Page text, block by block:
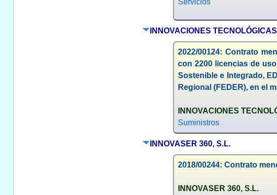
INNOVACIONES
2022/00124: Contrato
con 2200 licencias de
Sostenible e Integrado,
Regional (FEDER), en el
INNOVACIONES
Suministros
INNOVASER 360, S.L.
2018/00244: Contrato
INNOVASER 360, S.L.